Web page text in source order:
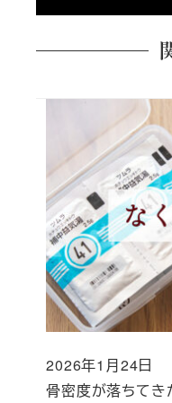
骨密度が落ちてき
投稿日
2026年1月24日